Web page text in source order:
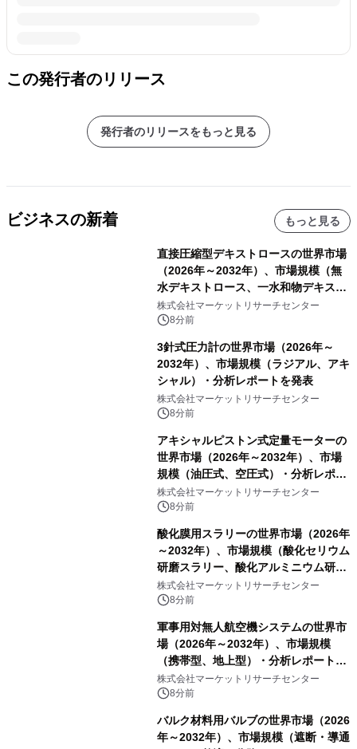
この発行者のリリース
発行者のリリースをもっと見る
ビジネスの新着 もっと見る
直接圧縮型デキストロースの世界市場
（2026年～2032年）、市場規模（無
水デキストロース、一水和物デキスト
ロース）・分析レポートを発表
株式会社マーケットリサーチセンター
8分前
3針式圧力計の世界市場（2026年～
2032年）、市場規模（ラジアル、アキ
シャル）・分析レポートを発表
株式会社マーケットリサーチセンター
8分前
アキシャルピストン式定量モーターの
世界市場（2026年～2032年）、市場
規模（油圧式、空圧式）・分析レポー
トを発表
株式会社マーケットリサーチセンター
8分前
酸化膜用スラリーの世界市場（2026年
～2032年）、市場規模（酸化セリウム
研磨スラリー、酸化アルミニウム研磨
スラリー、その他）・分析レポートを
発表
株式会社マーケットリサーチセンター
8分前
軍事用対無人航空機システムの世界市
場（2026年～2032年）、市場規模
（携帯型、地上型）・分析レポートを
発表
株式会社マーケットリサーチセンター
8分前
バルク材料用バルブの世界市場（2026
年～2032年）、市場規模（遮断・導通